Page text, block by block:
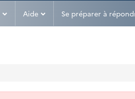
Aide Se préparer à